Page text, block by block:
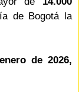
de Bogotá la
de 2026,